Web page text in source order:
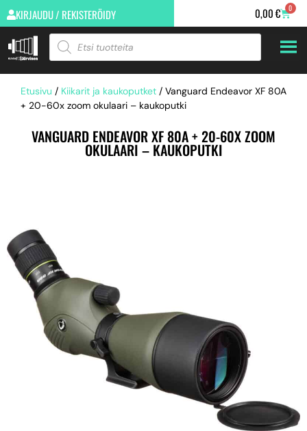
KIRJAUDU / REKISTERÖIDY 0,00€ 0
Etusivu / Kiikarit ja kaukoputket / Vanguard Endeavor XF 80A
+ 20-60x zoom okulaari – kaukoputki
VANGUARD ENDEAVOR XF 80A + 20-60X ZOOM
OKULAARI – KAUKOPUTKI